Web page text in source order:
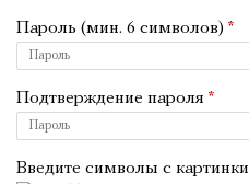
Пароль (мин. 6 символов)
Подтверждение пароля
Введите символы с картинки